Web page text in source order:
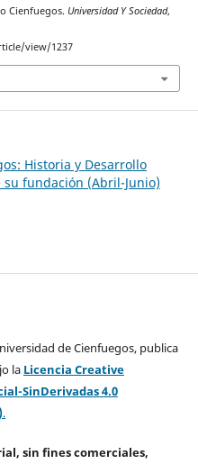
Cienfuegos. Universidad Y Sociedad,
view/1237
Historia y Desarrollo
su fundación (Abril-Junio)
de Cienfuegos, publica
la Licencia Creative
SinDerivadas 4.0
.
sin fines comerciales,